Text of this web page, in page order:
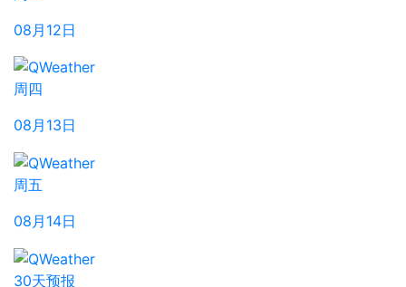
08月12日
周四
08月13日
周五
08月14日
30天预报